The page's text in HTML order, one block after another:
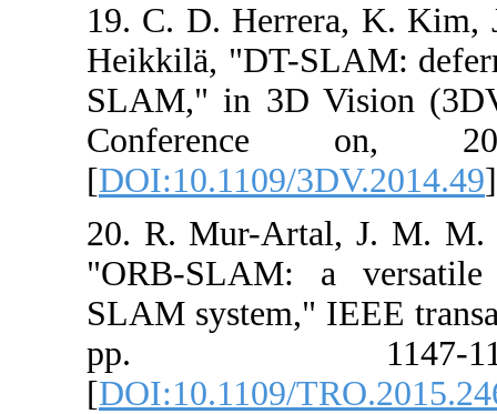
19. C. D.
Heikkilä, "DT-
SLAM," in 3D
[DOI:10.1109/
20. R. Mur-
"ORB-SLAM:
SLAM
pp.
[DOI:10.1109/